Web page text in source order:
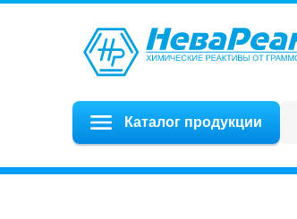
Каталог продукции